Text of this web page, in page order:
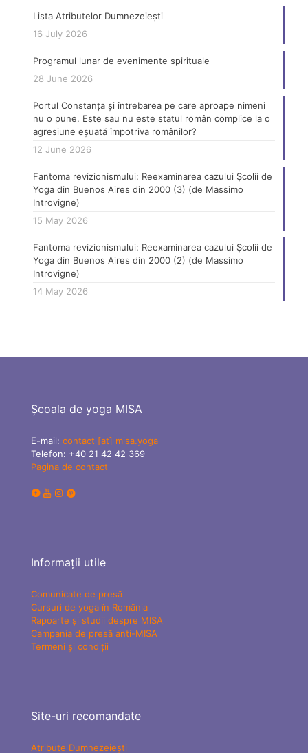
Lista Atributelor Dumnezeiești
16 July 2026
Programul lunar de evenimente spirituale
28 June 2026
Portul Constanța și întrebarea pe care aproape nimeni
nu o pune. Este sau nu este statul român complice la o
agresiune eșuată împotriva românilor?
12 June 2026
Fantoma revizionismului: Reexaminarea cazului Școlii de
Yoga din Buenos Aires din 2000 (3) (de Massimo
Introvigne)
15 May 2026
Fantoma revizionismului: Reexaminarea cazului Școlii de
Yoga din Buenos Aires din 2000 (2) (de Massimo
Introvigne)
14 May 2026
Școala de yoga MISA
E-mail: contact [at] misa.yoga
Telefon: +40 21 42 42 369
Pagina de contact
Informații utile
Comunicate de presă
Cursuri de yoga în România
Rapoarte și studii despre MISA
Campania de presă anti-MISA
Termeni și condiții
Site-uri recomandate
Atribute Dumnezeiești